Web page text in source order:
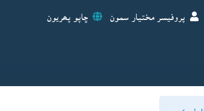
پروفيسر مختيار سمون ڇاپو پھريون
اسڪرين